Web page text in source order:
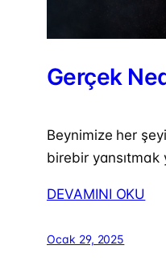
Gerçek
Beynimize her
birebir
DEVAMINI OKU
Ocak 29, 2025